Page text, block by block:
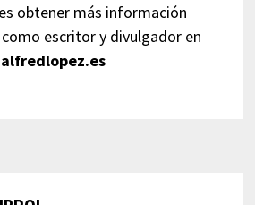
obtener más información
escritor y divulgador en
alfredlopez.es